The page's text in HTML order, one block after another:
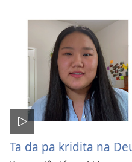
Ta da pa kridita na